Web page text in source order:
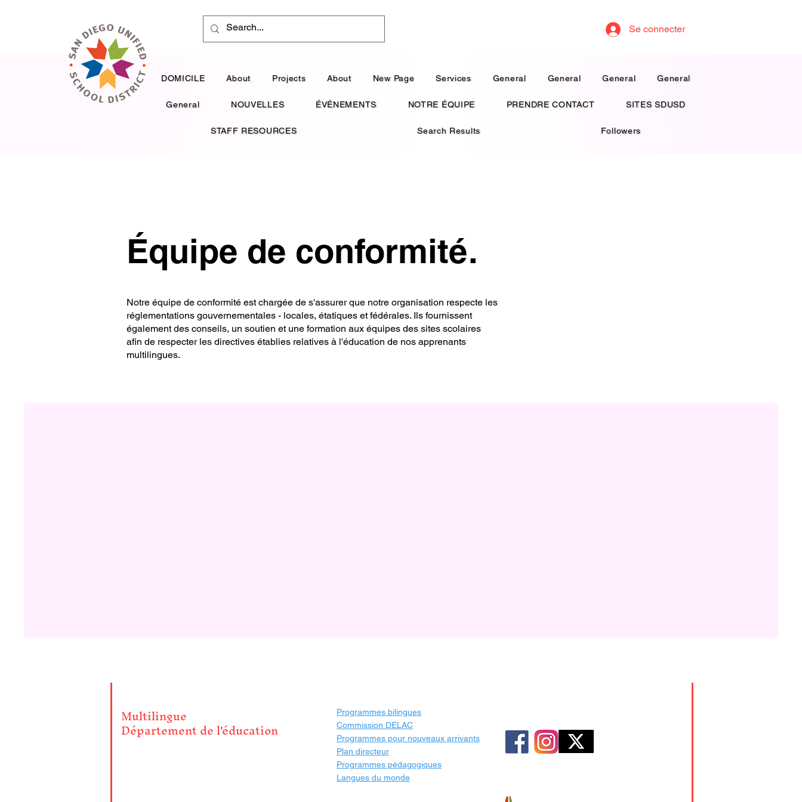
Se connecter
DOMICILE About Projects About New Page Services General General General General
General NOUVELLES ÉVÉNEMENTS NOTRE ÉQUIPE PRENDRE CONTACT SITES SDUSD
STAFF RESOURCES Search Results Followers
Équipe de conformité.
Notre équipe de conformité est chargée de s'assurer que notre organisation respecte les
réglementations gouvernementales - locales, étatiques et fédérales. Ils fournissent
également des conseils, un soutien et une formation aux équipes des sites scolaires
afin de respecter les directives établies relatives à l'éducation de nos apprenants
multilingues.
Multilingue
Département de l'éducation
Programmes bilingues
Commission DELAC
Programmes pour nouveaux arrivants
Plan directeur
Programmes pédagogiques
Langues du monde